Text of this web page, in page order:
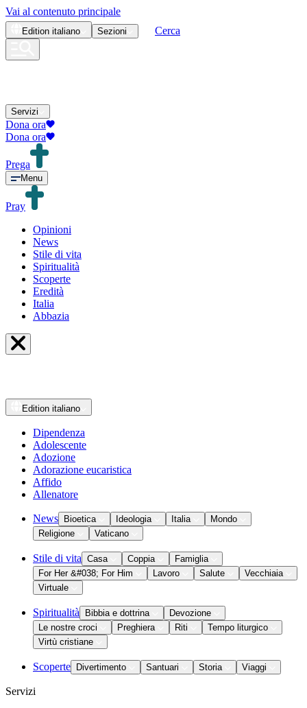
Vai al contenuto principale
Edition italiano Sezioni Cerca
Servizi
Dona ora
Dona ora
Prega
Menu
Pray
Opinioni
News
Stile di vita
Spiritualità
Scoperte
Eredità
Italia
Abbazia
Edition italiano
Dipendenza
Adolescente
Adozione
Adorazione eucaristica
Affido
Allenatore
News Bioetica Ideologia Italia
Mondo
Religione
Vaticano
Stile di vita Casa Coppia
Famiglia
For Her &#038; For Him
Lavoro Salute
Vecchiaia
Virtuale
Spiritualità Bibbia e dottrina
Devozione
Le nostre croci
Preghiera Riti
Tempo liturgico
Virtù cristiane
Scoperte Divertimento Santuari Storia Viaggi
Servizi